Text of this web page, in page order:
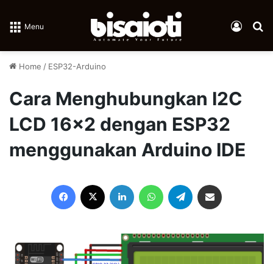
Menu Log In
Home / ESP32-Arduino
Cara Menghubungkan I2C
LCD 16×2 dengan ESP32
menggunakan Arduino IDE
Facebook LinkedIn WhatsAppTelegram